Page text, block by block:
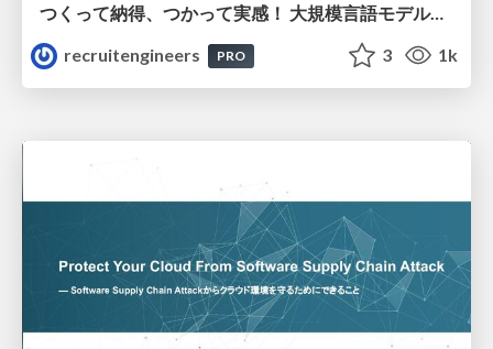
つくって納得、つかって実感！ 大規模言語モデルことはじめ ver2.0
recruitengineers
PRO 3 1k